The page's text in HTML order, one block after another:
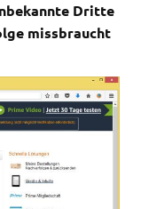
Dritte
missbraucht